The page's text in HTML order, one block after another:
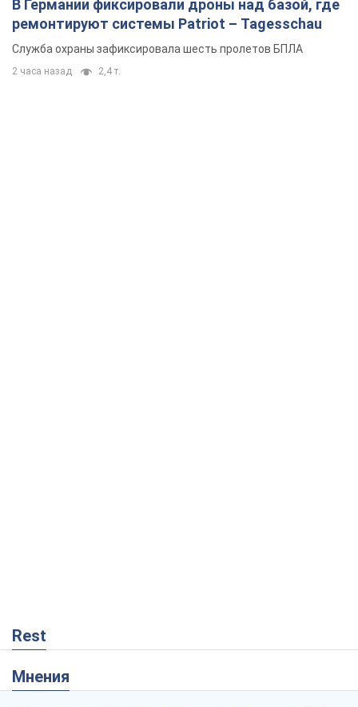
В Германии фиксировали дроны над базой, где
ремонтируют системы Patriot – Tagesschau
Служба охраны зафиксировала шесть пролетов БПЛА
2 часа назад 2,4 т.
Rest
Мнения